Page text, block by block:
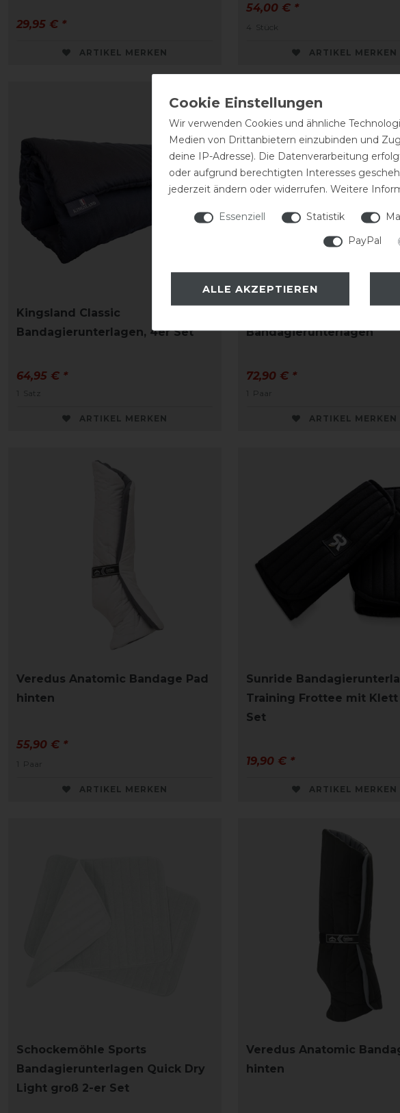
29,95 € *
ARTIKEL MERKEN
54,00 € *
4 Stück
ARTIKEL MERKEN
Kingsland Classic
Bandagierunterlagen, 4er Set
64,95 € *
1 Satz
ARTIKEL MERKEN
Bandagierunterlagen
72,90 € *
1 Paar
ARTIKEL MERKEN
Veredus Anatomic Bandage Pad
hinten
55,90 € *
1 Paar
ARTIKEL MERKEN
Sunride
Training Frottee mit Klett
Set
19,90 € *
ARTIKEL MERKEN
Schockemöhle Sports
Bandagierunterlagen Quick Dry
Light groß 2-er Set
Veredus Anatomic
hinten
Wir verwenden Cookies und ähnliche
Medien von Drittanbietern einzubinden und
deine IP-Adresse). Die Datenverarbeitung
oder aufgrund berechtigten Interesses
jederzeit ändern oder widerrufen. Weitere
Essenziell Statistik
PayPal
ALLE AKZEPTIEREN